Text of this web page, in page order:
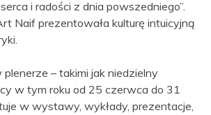
i radości z dnia powszedniego”.
Naif prezentowała kulturę intuicyjną
– takimi jak niedzielny
w tym roku od 25 czerwca do 31
w wystawy, wykłady, prezentacje,